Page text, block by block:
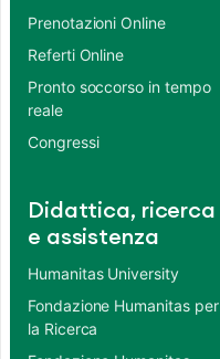
Prenotazioni Online
Referti Online
Pronto soccorso in tempo
reale
Congressi
Didattica, ricerca
e assistenza
Humanitas University
Fondazione Humanitas per
la Ricerca